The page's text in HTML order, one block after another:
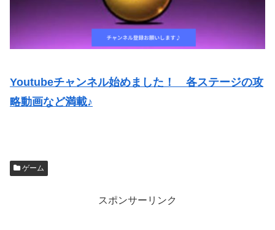
Youtubeチャンネル始めました！ 各ステージの攻
略動画など満載♪
ゲーム
スポンサーリンク